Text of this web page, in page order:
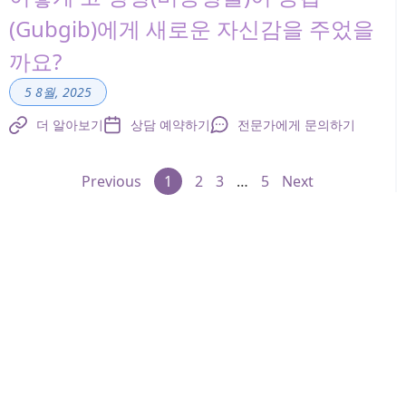
(Gubgib)에게 새로운 자신감을 주었을
까요?
5 8월, 2025
더 알아보기
상담 예약하기 전문가에게 문의하기
Previous 1 2 3 … 5 Next